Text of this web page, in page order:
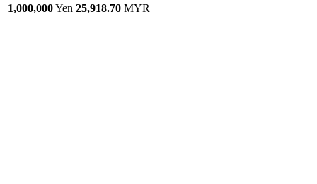
1,000,000Yen 25,918.70 MYR